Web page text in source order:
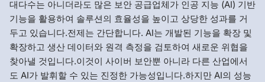
대다수는 아니더라도 많은 보안 공급업체가 인공 지능 (AI) 기반
기능을 활용하여 솔루션의 효율성을 높이고 상당한 성과를 거
두고 있습니다.전제는 간단합니다. AI는 개발된 기능을 확장 및
확장하고 생산 데이터와 원격 측정을 검토하여 새로운 위협을
찾아낼 것입니다.이것이 사이버 보안뿐 아니라 다른 산업에서
도 AI가 발휘할 수 있는 진정한 가능성입니다.하지만 AI의 성능